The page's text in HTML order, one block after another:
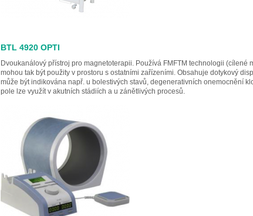
BTL 4920 OPTI
Dvoukanálový přístroj pro magnetoterapii. Používá FMFTM technologii
mohou tak být použity v prostoru s ostatními zařízeními. Obsahuje dotykový
může být indikována např. u bolestivých stavů, degenerativních onemocnění
pole lze využít v akutních stádiích a u zánětlivých procesů.